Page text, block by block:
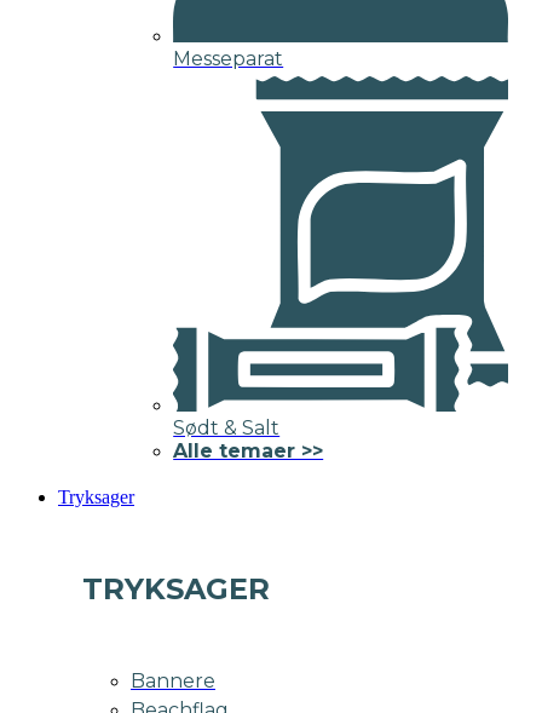
Messeparat
Sødt & Salt
Alle temaer >>
Tryksager
TRYKSAGER
Bannere